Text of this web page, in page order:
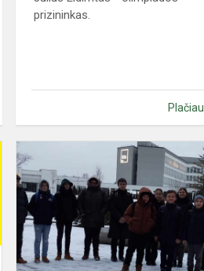
prizininkas.
Plačiau
Tarptautinis
informatikos
informacinio
mąstymo
konkursas...